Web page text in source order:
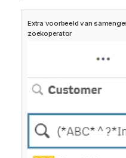
Extra voorbeeld van
zoekoperator